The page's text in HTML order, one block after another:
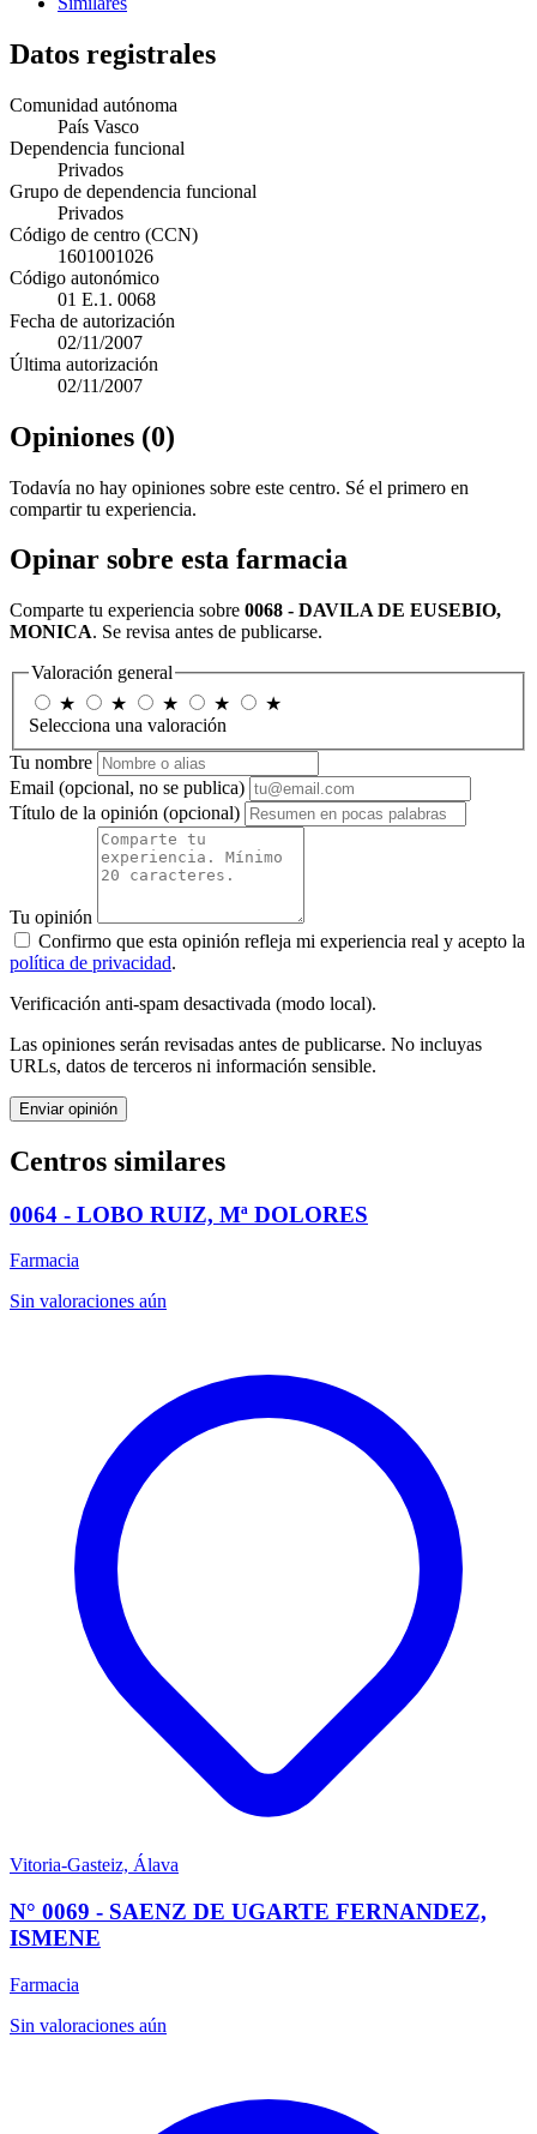
Datos registrales
Comunidad autónoma
País Vasco
Dependencia funcional
Privados
Grupo de dependencia funcional
Privados
Código de centro (CCN)
1601001026
Código autonómico
01 E.1. 0068
Fecha de autorización
02/11/2007
Última autorización
02/11/2007
Opiniones (0)
Todavía no hay opiniones sobre este centro. Sé el primero en
compartir tu experiencia.
Opinar sobre esta farmacia
Comparte tu experiencia sobre 0068 - DAVILA DE EUSEBIO,
MONICA. Se revisa antes de publicarse.
Valoración general
★
★ ★ ★
★
Selecciona una valoración
Tu nombre
Email (opcional, no se publica)
Título de la opinión (opcional)
Tu opinión
Confirmo que esta opinión refleja mi experiencia real y acepto la
política de privacidad.
Verificación anti-spam desactivada (modo local).
Las opiniones serán revisadas antes de publicarse. No incluyas
URLs, datos de terceros ni información sensible.
Enviar opinión
Centros similares
0064 - LOBO RUIZ, Mª DOLORES
Farmacia
Sin valoraciones aún
Vitoria-Gasteiz, Álava
N° 0069 - SAENZ DE UGARTE FERNANDEZ,
ISMENE
Farmacia
Sin valoraciones aún